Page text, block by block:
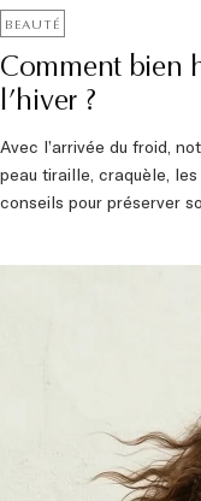
BEAUTÉ
Comment bien
l’hiver ?
Avec l’arrivée du froid,
peau tiraille, craquèle,
conseils pour préserver